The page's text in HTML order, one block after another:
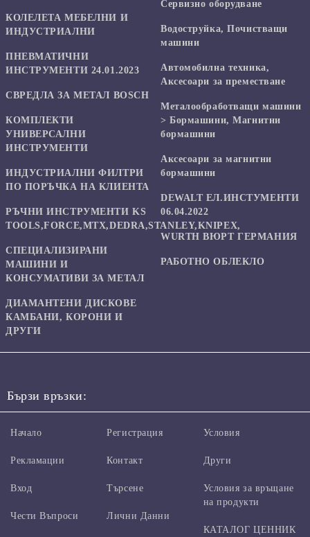
КОЛЕЛЕТА МЕБЕЛНИ И
ИНДУСТРИАЛНИ
ПНЕВМАТИЧНИ
ИНСТРУМЕНТИ 24.01.2023
СВРЕДЛА ЗА МЕТАЛ BOSCH
КОМПЛЕКТИ
УНИВЕРСАЛНИ
ИНСТРУМЕНТИ
ИНДУСТРИАЛНИ ФИЛТРИ
ПО ПОРЪЧКА НА КЛИЕНТА
РЪЧНИ ИНСТРУМЕНТИ KS
TOOLS,FORCE,MTX,DEDRA,STANLEY,KNIPEX,
СПЕЦИАЛИЗИРАНИ
МАШИНИ И
КОНСУМАТИВИ ЗА МЕТАЛ
ДИАМАНТЕНИ ДИСКОВЕ
КАМБАНИ, КОРОНИ И
ДРУГИ
Сервизно оборудване
Водоструйка, Почистващи
машини
Автомобилна техника,
Аксесоари за преместване
Mеталообработващи машини
> Бормашини, Магнитни
бормашини
Аксесоари за магнитни
бормашини
DEWALT ЕЛ.ИНСТУМЕНТИ
06.04.2022
WURTH ВЮРТ ГЕРМАНИЯ
РАБОТНО ОБЛЕКЛО
Бързи връзки:
Начало
Рекламации
Вход
Чести Въпроси
Регистрация
Контакт
Търсене
Лични Данни
Условия
Други
Условия за връщане
на продукти
КАТАЛОГ ЦЕННИК